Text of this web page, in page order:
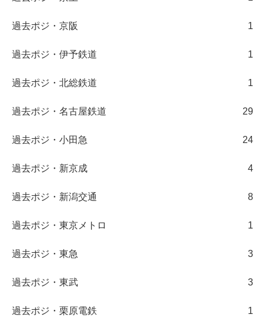
過去ポジ・京阪 1
過去ポジ・伊予鉄道 1
過去ポジ・北総鉄道 1
過去ポジ・名古屋鉄道 29
過去ポジ・小田急 24
過去ポジ・新京成 4
過去ポジ・新潟交通 8
過去ポジ・東京メトロ 1
過去ポジ・東急 3
過去ポジ・東武 3
過去ポジ・栗原電鉄 1